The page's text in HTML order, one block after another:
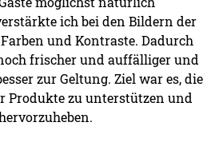
ich bei den Bildern der
und Kontraste. Dadurch
frischer und auffälliger und
zur Geltung. Ziel war es, die
Produkte zu unterstützen und